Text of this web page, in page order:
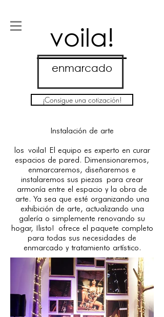
voila!
enmarcado
¡Consigue una cotización!
Instalación de arte
los voila! El equipo es experto en curar
espacios de pared. Dimensionaremos,
enmarcaremos, diseñaremos e
instalaremos sus piezas para crear
armonía entre el espacio y la obra de
arte. Ya sea que esté organizando una
exhibición de arte, actualizando una
galería o simplemente renovando su
hogar, ¡listo! ofrece el paquete completo
para todas sus necesidades de
enmarcado y tratamiento artístico.